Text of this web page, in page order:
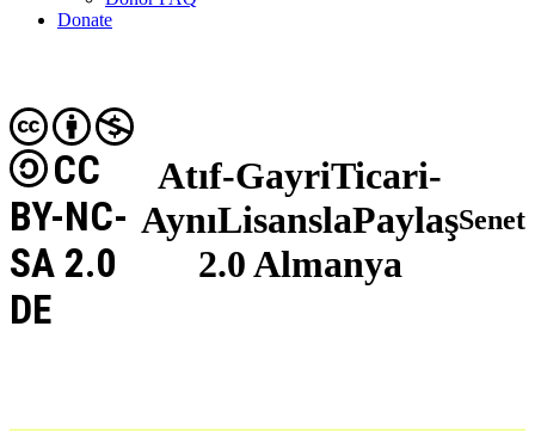
Donate
Atıf-GayriTicari-
AynıLisanslaPaylaş
2.0 Almanya
CC
BY-NC-
SA 2.0
DE
Senet